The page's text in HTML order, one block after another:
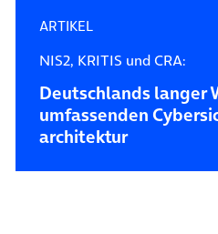
ARTIKEL
NIS2, KRITIS und CRA:
Deutschlands langer
umfassenden
architektur